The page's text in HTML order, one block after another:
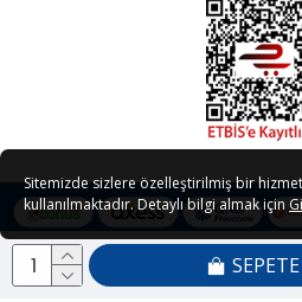
Copyright © 2021 - 2026
Sitemizde sizlere özelleştirilmiş bir
kullanılmaktadır. Detaylı bilgi almak için